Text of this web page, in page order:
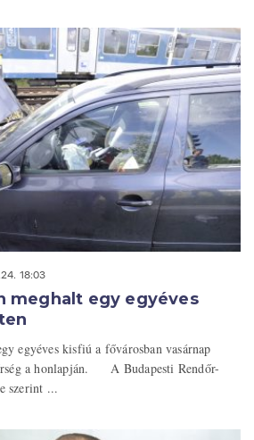
18:03
meghalt egy egyéves
egyéves kisfiú a fővárosban vasárnap
a honlapján. A Budapesti Rendőr-
szerint ...